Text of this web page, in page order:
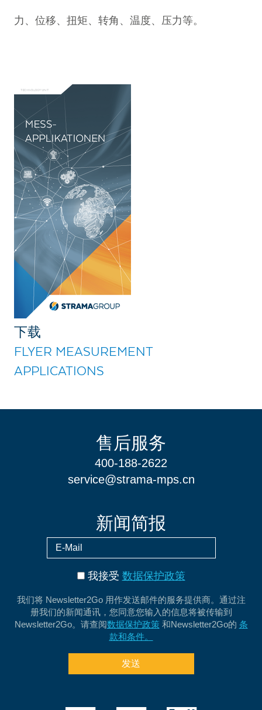
力、位移、扭矩、转角、温度、压力等。
下载
FLYER MEASUREMENT
APPLICATIONS
售后服务
400-188-2622
service@strama-mps.cn
新闻简报
我接受 数据保护政策
我们将 Newsletter2Go 用作发送邮件的服务提供商。通过注
册我们的新闻通讯，您同意您输入的信息将被传输到
Newsletter2Go。请查阅数据保护政策和Newsletter2Go的 条
款和条件。
发送